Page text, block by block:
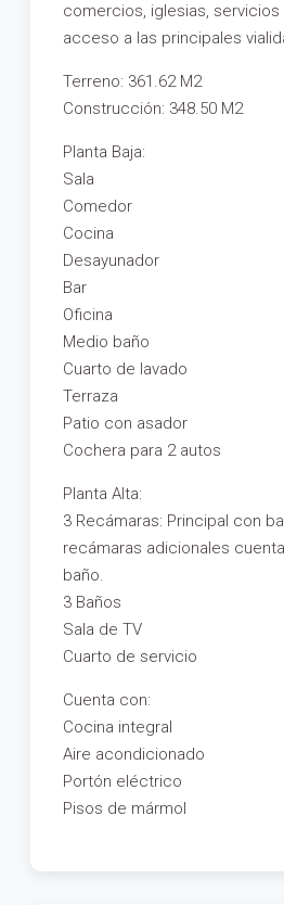
comercios, iglesias,
acceso a las principales
Terreno: 361.62 M2
Construcción: 348.50 M2
Planta Baja:
Sala
Comedor
Cocina
Desayunador
Bar
Oficina
Medio baño
Cuarto de lavado
Terraza
Patio con asador
Cochera para 2 autos
Planta Alta:
3 Recámaras: Principal con
recámaras adicionales
baño.
3 Baños
Sala de TV
Cuarto de servicio
Cuenta con:
Cocina integral
Aire acondicionado
Portón eléctrico
Pisos de mármol